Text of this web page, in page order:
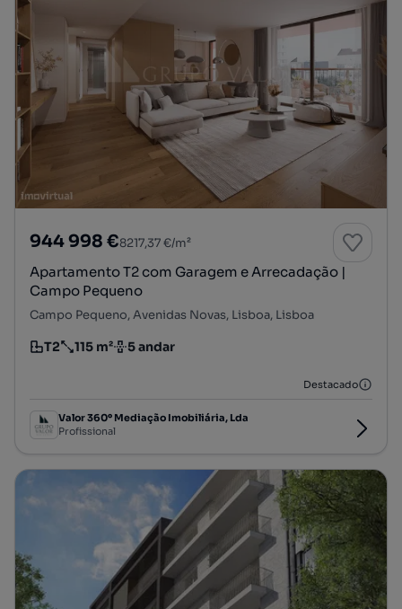
944 998 €8217,37 €/m²
Apartamento T2 com Garagem e Arrecadação |
Campo Pequeno
Campo Pequeno, Avenidas Novas, Lisboa, Lisboa
Tipologia
T2
Preço por metro quadrado
115 m²
Andar 5 andar
Destacado
Valor 360º Mediação Imobiliária, Lda
Profissional